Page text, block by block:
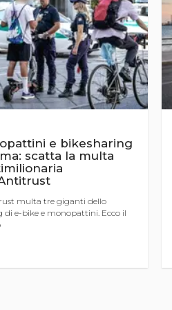
e bikesharing
scatta la multa
multa tre giganti dello
di e-bike e monopattini. Ecco il